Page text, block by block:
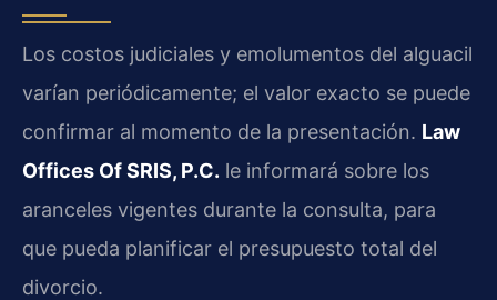
Los costos judiciales y emolumentos del alguacil
varían periódicamente; el valor exacto se puede
confirmar al momento de la presentación. Law
Offices Of SRIS, P.C. le informará sobre los
aranceles vigentes durante la consulta, para
que pueda planificar el presupuesto total del
divorcio.